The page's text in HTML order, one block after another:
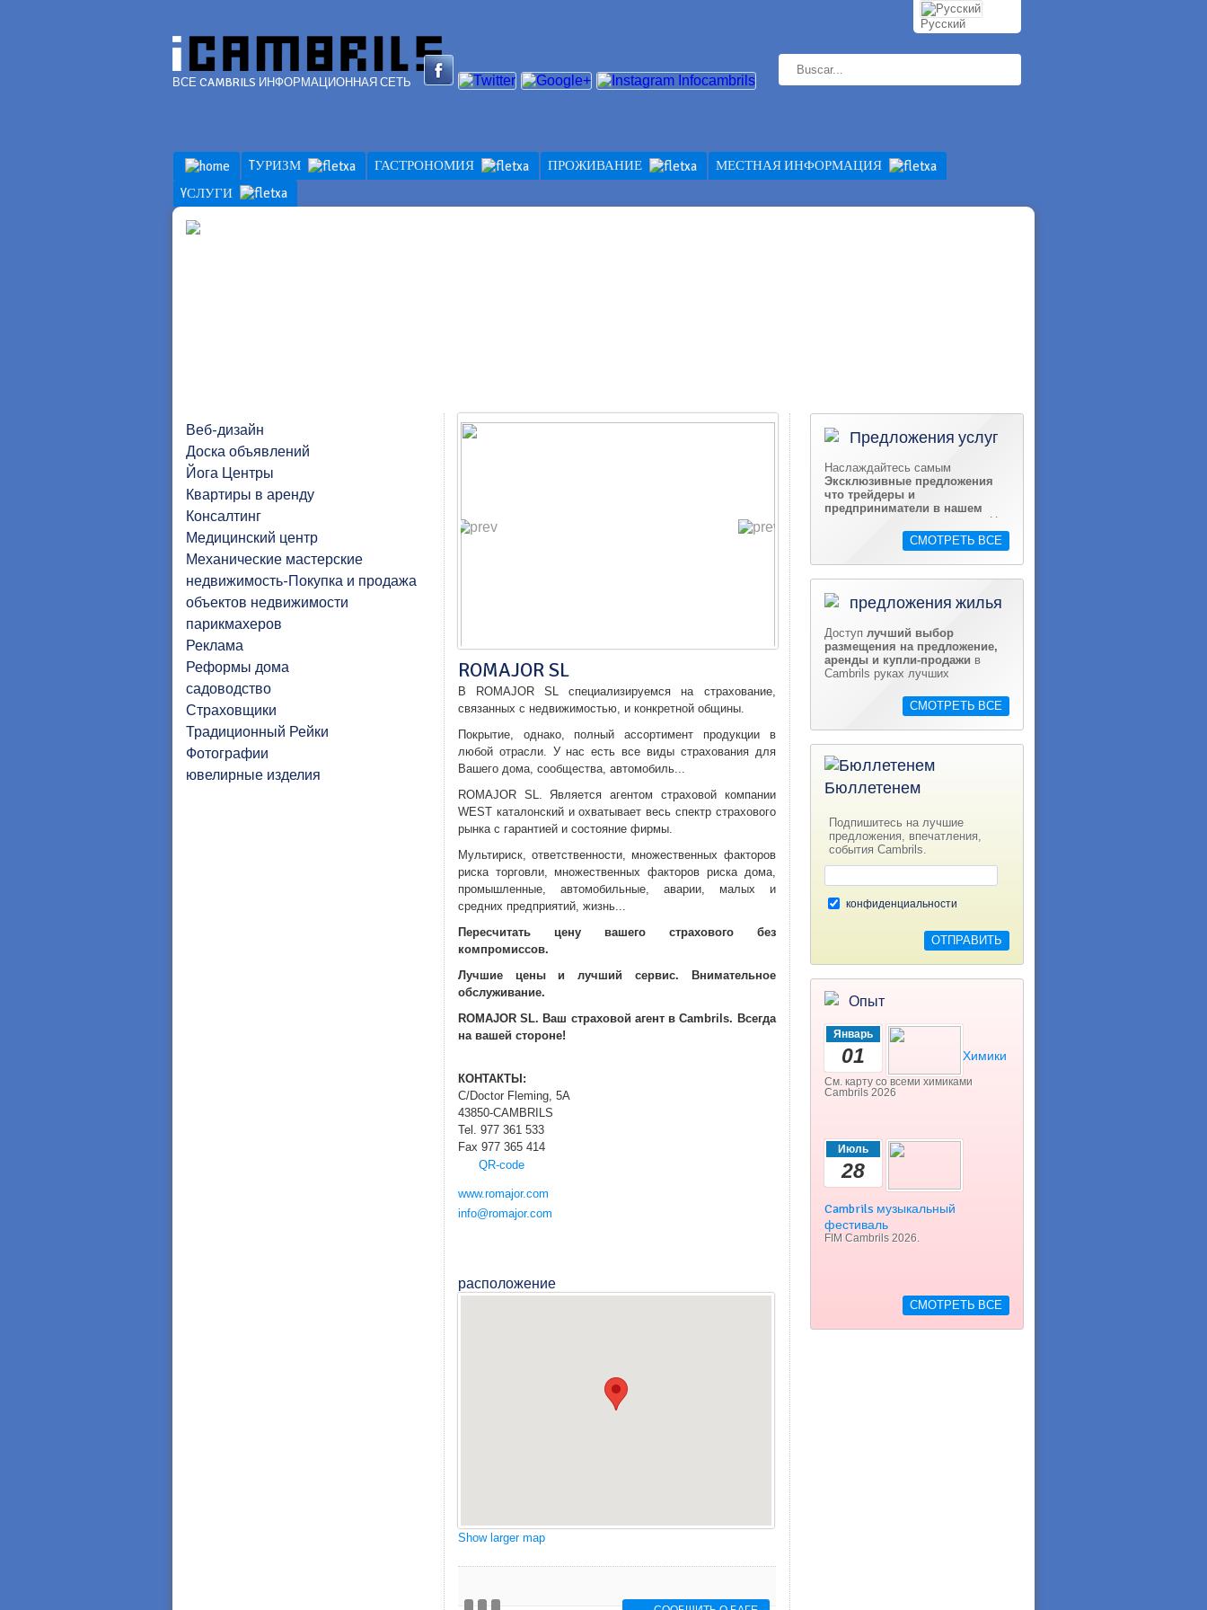
ВСЕ CAMBRILS ИНФОРМАЦИОННАЯ СЕТЬ
Pусский
TУРИЗМ ГАСТРОНОМИЯ ПРОЖИВАНИЕ
МЕСТНАЯ ИНФОРМАЦИЯ
YСЛУГИ
Веб-дизайн
Доска объявлений
Йога Центры
Квартиры в аренду
Консалтинг
Медицинский центр
Механические мастерские
недвижимость-Покупка и продажа
объектов недвижимости
парикмахеров
Реклама
Реформы дома
садоводство
Страховщики
Традиционный Рейки
Фотографии
ювелирные изделия
ROMAJOR SL
В ROMAJOR SL специализируемся на страхование,
связанных с недвижимостью, и конкретной общины.
Покрытие,
однако, полный ассортимент продукции
в
любой отрасли. У нас есть все виды страхования для
Вашего дома, сообщества, автомобиль...
ROMAJOR SL. Является агентом
страховой компании
WEST каталонский и охватывает весь спектр страхового
рынка с гарантией и состояние фирмы.
Мультириск, ответственности, множественных факторов
риска торговли, множественных факторов риска дома,
промышленные, автомобильные, аварии,
малых и
средних предприятий, жизнь...
Пересчитать
цену вашего страхового
без
компромиссов.
Лучшие цены
и лучший сервис.
Внимательное
обслуживание.
ROMAJOR SL. Ваш страховой агент в Cambrils. Всегда
на вашей стороне!
КОНТАКТЫ:
C/Doctor Fleming, 5A
43850-CAMBRILS
Tel. 977 361 533
Fax 977 365 414
QR-code
www.romajor.com
info@romajor.com
расположение
Show larger map
Предложения услуг
Наслаждайтесь самым
Эксклюзивные предложения
что трейдеры и
предприниматели в нашем
подготовили для вас. Не
СМОТРЕТЬ ВСЕ
предложения жилья
Доступ лучший выбор
размещения на предложение,
аренды и купли-продажи в
Cambrils руках лучших
СМОТРЕТЬ ВСЕ
Бюллетенем
Подпишитесь на лучшие
предложения, впечатления,
события Cambrils.
конфиденциальности
Опыт
Январь
01 Химики
См. карту со всеми химиками
Cambrils 2026
Июль
28
Cambrils музыкальный
фестиваль
FIM Cambrils 2026.
СМОТРЕТЬ ВСЕ